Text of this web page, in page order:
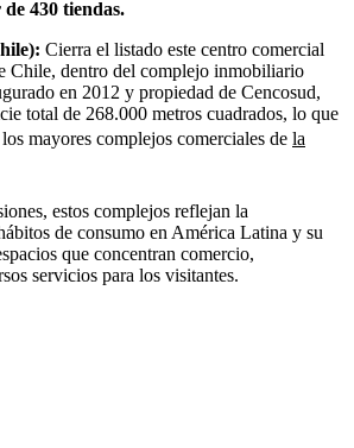
430 tiendas.
Cierra el listado este centro comercial
Chile, dentro del complejo inmobiliario
en 2012 y propiedad de Cencosud,
total de 268.000 metros cuadrados, lo que
mayores complejos comerciales de la
estos complejos reflejan la
de consumo en América Latina y su
que concentran comercio,
servicios para los visitantes.